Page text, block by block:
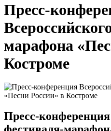
Пресс-
марафона
Костроме
Пресс-конференция